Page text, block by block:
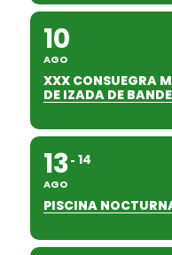
10
AGO
XXX CONSUEGRA
DE IZADA DE
13
AGO
14
PISCINA